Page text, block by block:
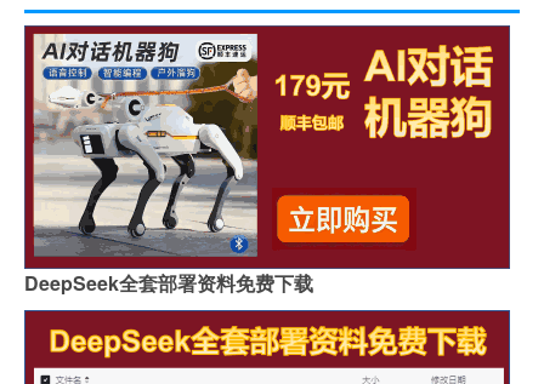
DeepSeek全套部署资料免费下载